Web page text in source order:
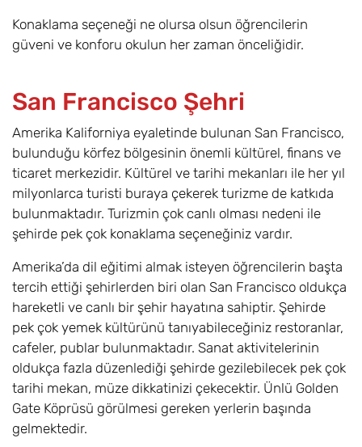
Konaklama seçeneği ne olursa olsun öğrencilerin
güveni ve konforu okulun her zaman önceliğidir.
San Francisco Şehri
Amerika Kaliforniya eyaletinde bulunan San Francisco,
bulunduğu körfez bölgesinin önemli kültürel, finans ve
ticaret merkezidir. Kültürel ve tarihi mekanları ile her yıl
milyonlarca turisti buraya çekerek turizme de katkıda
bulunmaktadır. Turizmin çok canlı olması nedeni ile
şehirde pek çok konaklama seçeneğiniz vardır.
Amerika’da dil eğitimi almak isteyen öğrencilerin başta
tercih ettiği şehirlerden biri olan San Francisco oldukça
hareketli ve canlı bir şehir hayatına sahiptir. Şehirde
pek çok yemek kültürünü tanıyabileceğiniz restoranlar,
cafeler, publar bulunmaktadır. Sanat aktivitelerinin
oldukça fazla düzenlediği şehirde gezilebilecek pek çok
tarihi mekan, müze dikkatinizi çekecektir. Ünlü Golden
Gate Köprüsü görülmesi gereken yerlerin başında
gelmektedir.